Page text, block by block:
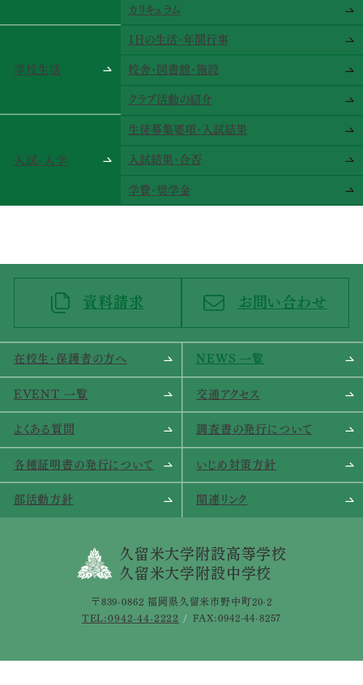
カリキュラム
学校生活
1日の生活･年間行事
校舎･図書館･施設
クラブ活動の紹介
入試･入学
生徒募集要項･入試結果
入試結果･合否
学費･奨学金
資料請求 お問い合わせ
在校生･保護者の方へ NEWS 一覧
EVENT 一覧 交通アクセス
よくある質問 調査書の発行について
各種証明書の発行について いじめ対策方針
部活動方針 関連リンク
久留米大学附設高等学校
久留米大学附設中学校
〒839-0862 福岡県久留米市野中町20-2
TEL:0942-44-2222
FAX:0942-44-8257